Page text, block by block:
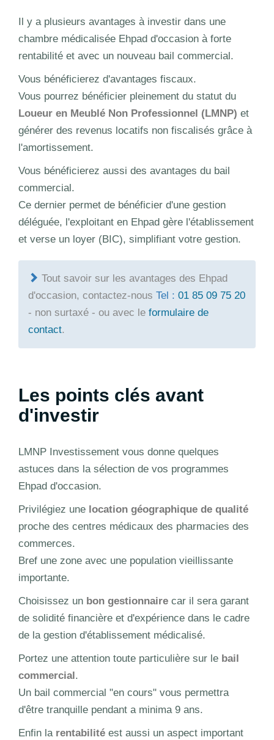
Il y a plusieurs avantages à investir dans une
chambre médicalisée Ehpad d'occasion à forte
rentabilité et avec un nouveau bail commercial.
Vous bénéficierez d'avantages fiscaux.
Vous pourrez bénéficier pleinement du statut du
Loueur en Meublé Non Professionnel (LMNP) et
générer des revenus locatifs non fiscalisés grâce à
l'amortissement.
Vous bénéficierez aussi des avantages du bail
commercial.
Ce dernier permet de bénéficier d'une gestion
déléguée, l'exploitant en Ehpad gère l'établissement
et verse un loyer (BIC), simplifiant votre gestion.
Tout savoir sur les avantages des Ehpad
d'occasion, contactez-nous Tel : 01 85 09 75 20
- non surtaxé - ou avec le formulaire de
contact.
Les points clés avant
d'investir
LMNP Investissement vous donne quelques
astuces dans la sélection de vos programmes
Ehpad d'occasion.
Privilégiez une location géographique de qualité
proche des centres médicaux des pharmacies des
commerces.
Bref une zone avec une population vieillissante
importante.
Choisissez un bon gestionnaire car il sera garant
de solidité financière et d'expérience dans le cadre
de la gestion d'établissement médicalisé.
Portez une attention toute particulière sur le bail
commercial .
Un bail commercial "en cours" vous permettra
d'être tranquille pendant a minima 9 ans.
Enfin la rentabilité est aussi un aspect important